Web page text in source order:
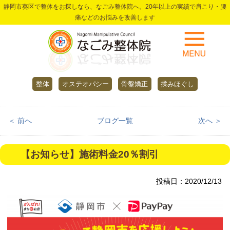
静岡市葵区で整体をお探しなら、なごみ整体院へ。20年以上の実績で肩こり・腰
痛などのお悩みを改善します
整体 オステオパシー 骨盤矯正 揉みほぐし
＜ 前へ ブログ一覧 次へ ＞
【お知らせ】施術料金20％割引
投稿日：2020/12/13